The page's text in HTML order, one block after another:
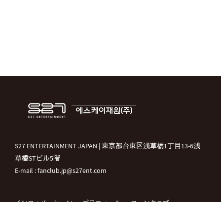
S27 ENTERTAINMENT JAPAN | 東京都台東区浅草橋1丁目13-6浅
草橋STビル5階
E-mail : fanclub.jp@s27ent.com